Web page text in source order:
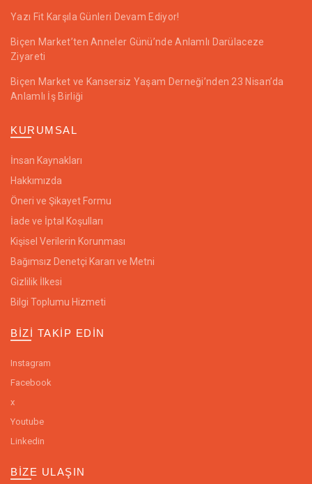
Yazı Fit Karşıla Günleri Devam Ediyor!
Biçen Market’ten Anneler Günü’nde Anlamlı Darülaceze
Ziyareti
Biçen Market ve Kansersiz Yaşam Derneği’nden 23 Nisan’da
Anlamlı İş Birliği
KURUMSAL
İnsan Kaynakları
Hakkımızda
Öneri ve Şikayet Formu
İade ve İptal Koşulları
Kişisel Verilerin Korunması
Bağımsız Denetçi Kararı ve Metni
Gizlilik İlkesi
Bilgi Toplumu Hizmeti
BIZI TAKIP EDIN
Instagram
Facebook
x
Youtube
Linkedin
BIZE ULAŞIN